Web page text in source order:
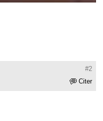
#2
Citer